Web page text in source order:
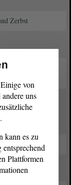
Zerbst
Lischewski und
von
uns
kann es zu
Plattformen